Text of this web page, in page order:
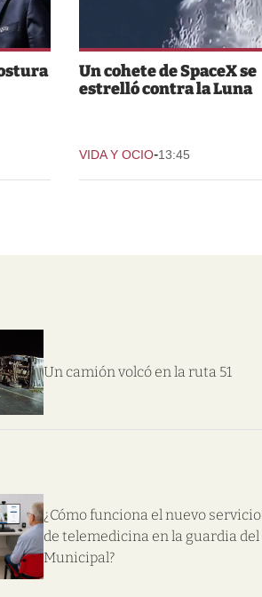
Un cohete de SpaceX se
estrelló contra la Luna
VIDA Y OCIO-13:45
Un camión volcó en la ruta 51
¿Cómo funciona el nuevo servicio
de telemedicina en la guardia del
Municipal?